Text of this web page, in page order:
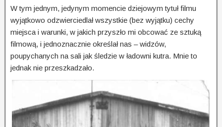
W tym jednym, jedynym momencie dziejowym tytuł filmu
wyjątkowo odzwierciedlał wszystkie (bez wyjątku) cechy
miejsca i warunki, w jakich przyszło mi obcować ze sztuką
filmową, i jednoznacznie określał nas – widzów,
poupychanych na sali jak śledzie w ładowni kutra. Mnie to
jednak nie przeszkadzało.